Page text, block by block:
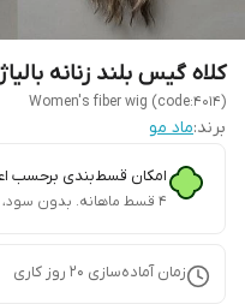
کلاه گیس بلند زنانه بالیاژ
Women's fiber wig (code:4014)
برند:ماد مو
امکان قسط‌بندی برحسب
۴ قسط ماهانه. بدون سود، چک و ضامن.
زمان آماده‌سازی 20 روز کاری